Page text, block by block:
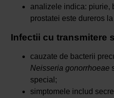
analizele indica: piurie,
prostatei este dureros
Infectii cu transmitere
cauzate de bacterii
Neisseria gonorrhoeae
special;
simptomele includ